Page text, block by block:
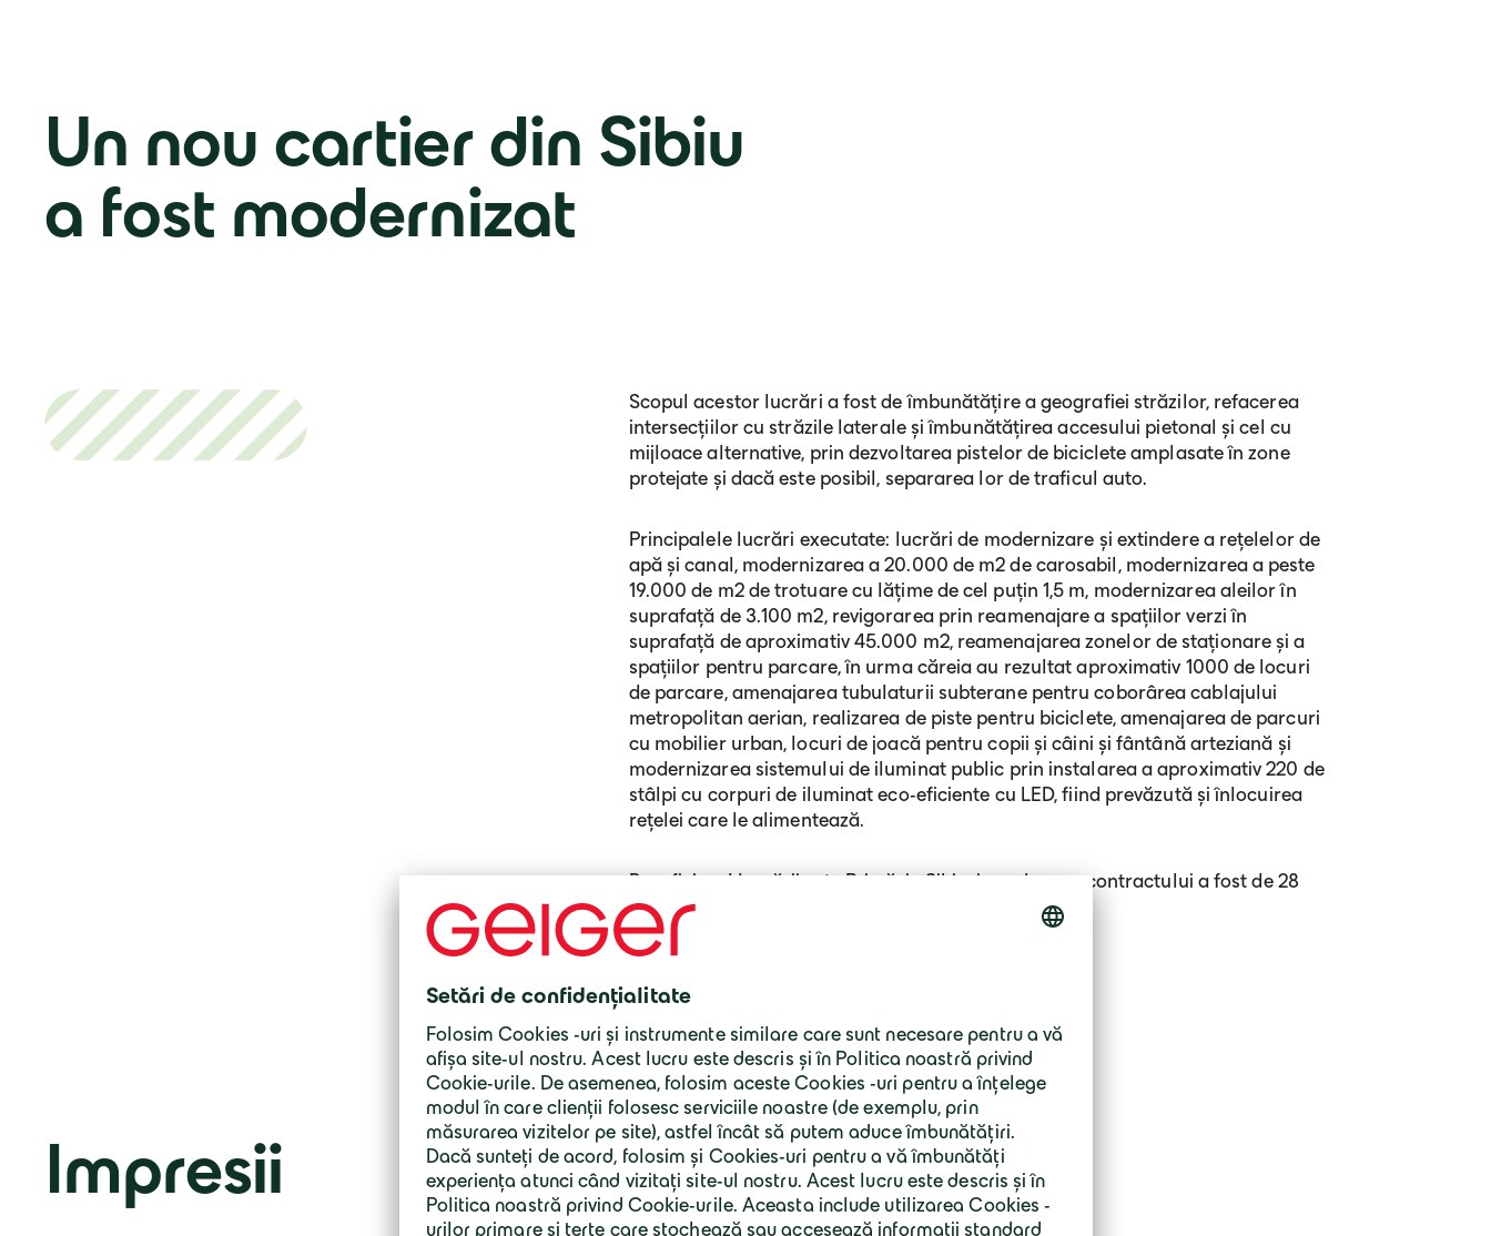
Un nou cartier din Sibiu
a fost modernizat
Scopul acestor lucrări a fost de îmbunătățire a geografiei străzilor, refacerea
intersecțiilor cu străzile laterale și îmbunătățirea accesului pietonal și cel cu
mijloace alternative, prin dezvoltarea pistelor de biciclete amplasate în zone
protejate și dacă este posibil, separarea lor de traficul auto.
Principalele lucrări executate: lucrări de modernizare și extindere a rețelelor de
apă și canal, modernizarea a 20.000 de m2 de carosabil, modernizarea a peste
19.000 de m2 de trotuare cu lățime de cel puțin 1,5 m, modernizarea aleilor în
suprafață de 3.100 m2, revigorarea prin reamenajare a spațiilor verzi în
suprafață de aproximativ 45.000 m2, reamenajarea zonelor de staționare și a
spațiilor pentru parcare, în urma căreia au rezultat aproximativ 1000 de locuri
de parcare, amenajarea tubulaturii subterane pentru coborârea cablajului
metropolitan aerian, realizarea de piste pentru biciclete, amenajarea de parcuri
cu mobilier urban, locuri de joacă pentru copii și câini și fântână arteziană și
modernizarea sistemului de iluminat public prin instalarea a aproximativ 220 de
stâlpi cu corpuri de iluminat eco-eficiente cu LED, fiind prevăzută și înlocuirea
rețelei care le alimentează.
Beneficiarul lucrării este Primăria Sibiu, iar valoarea contractului a fost de 28
milioane lei + TVA.
Impresii